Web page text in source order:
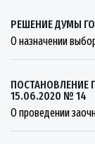
РЕШЕНИЕ ДУМЫ
О назначении
ПОСТАНОВЛЕНИЕ
15.06.2020 № 14
О проведении